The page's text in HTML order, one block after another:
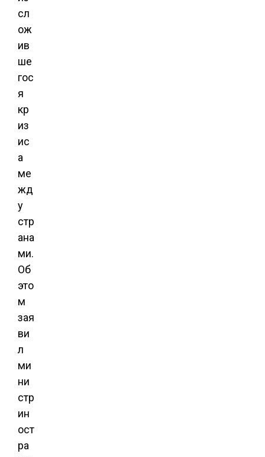
сл
ож
ив
ше
гос
я
кр
из
ис
а
ме
жд
у
стр
ана
ми.
Об
это
м
зая
ви
л
ми
ни
стр
ин
ост
ра